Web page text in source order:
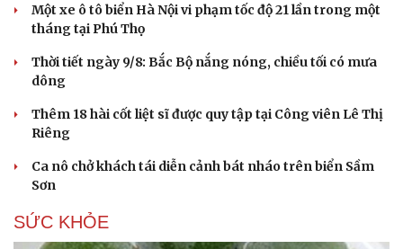
Một xe ô tô biển Hà Nội vi phạm tốc độ 21 lần trong một
tháng tại Phú Thọ
Thời tiết ngày 9/8: Bắc Bộ nắng nóng, chiều tối có mưa
dông
Thêm 18 hài cốt liệt sĩ được quy tập tại Công viên Lê Thị
Riêng
Ca nô chở khách tái diễn cảnh bát nháo trên biển Sầm
Sơn
SỨC KHỎE